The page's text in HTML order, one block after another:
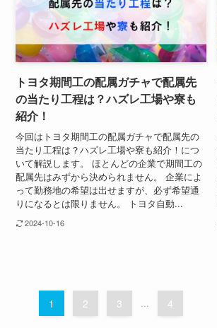
トヨタ期間工の配属ガチャで配属先
の当たり工程は？ハズレ工場や寮も
紹介！
今回はトヨタ期間工の配属ガチャで配属先の
当たり工程は？ハズレ工場や寮も紹介！につ
いて解説します。 ほとんどの企業で期間工の
配属先はみずから決められません。 企業によ
って勤務地の希望は出せますが、必ず希望通
りになるとは限りません。 トヨタ自動...
2024-10-16
1 2 3 ... 4